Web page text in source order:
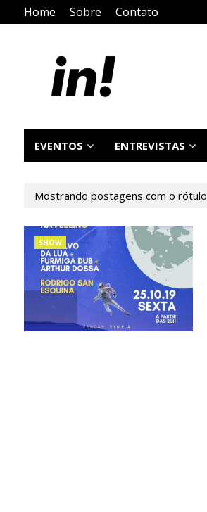
Home Sobre Contato
EVENTOS ENTREVISTAS
Mostrando postagens com o rótulo
SHOW